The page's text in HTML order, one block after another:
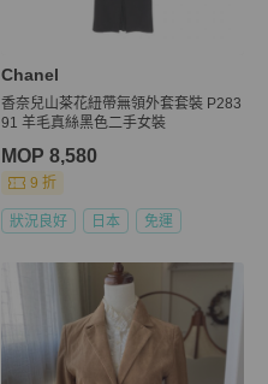
Chanel
香奈兒山茶花紐帶無領外套套裝 P283
91 羊毛真絲黑色二手女裝
MOP 8,580
9 折
狀況良好 日本 免運